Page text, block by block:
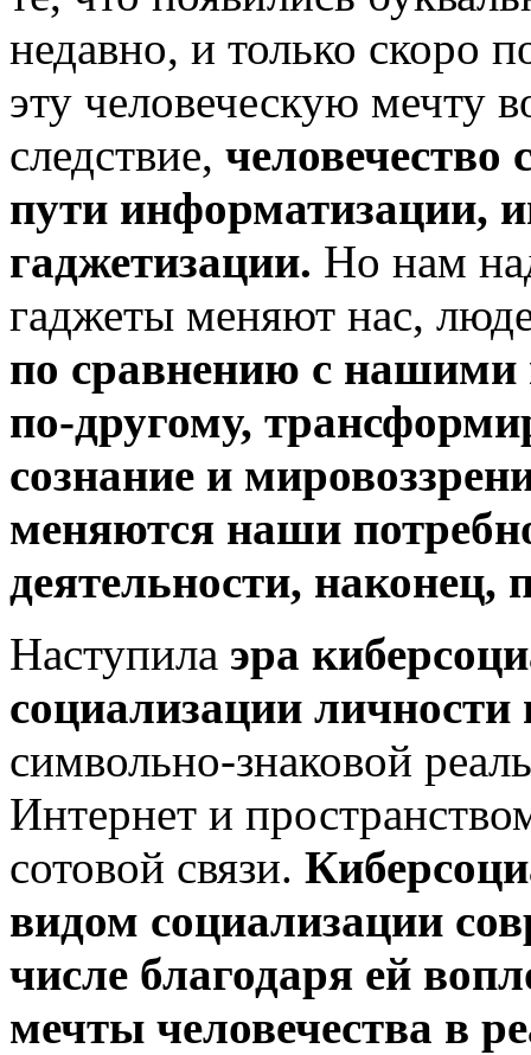
недавно, и только скоро
эту человеческую мечту
следствие, человечество
пути информатизации,
гаджетизации. Но нам
гаджеты меняют нас,
по сравнению с нашими
по-другому,
сознание и
меняются наши
деятельности, наконец,
Наступила эра
социализации личности
символьно-знаковой
Интернет и
сотовой связи.
видом социализации
числе благодаря ей
мечты человечества в